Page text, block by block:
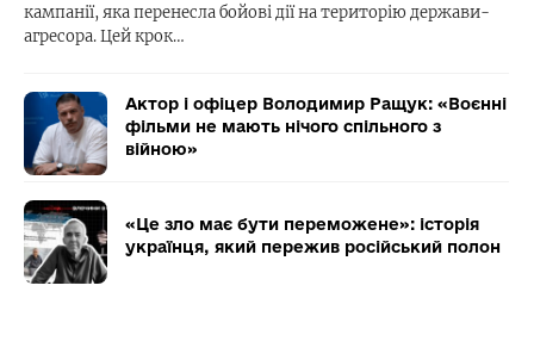
кампанії, яка перенесла бойові дії на територію держави-
агресора. Цей крок…
Актор і офіцер Володимир Ращук: «Воєнні
фільми не мають нічого спільного з
війною»
«Це зло має бути переможене»: історія
українця, який пережив російський полон